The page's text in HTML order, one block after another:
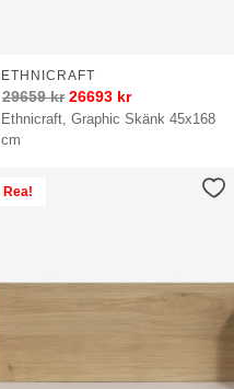
Ethnicraft, Graphic Skänk 45x168
cm
ETHNICRAFT
29659kr 26693 kr
Rea!